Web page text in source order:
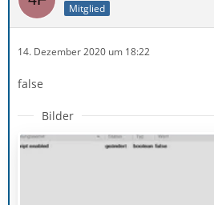
Mitglied
14. Dezember 2020 um 18:22
false
Bilder